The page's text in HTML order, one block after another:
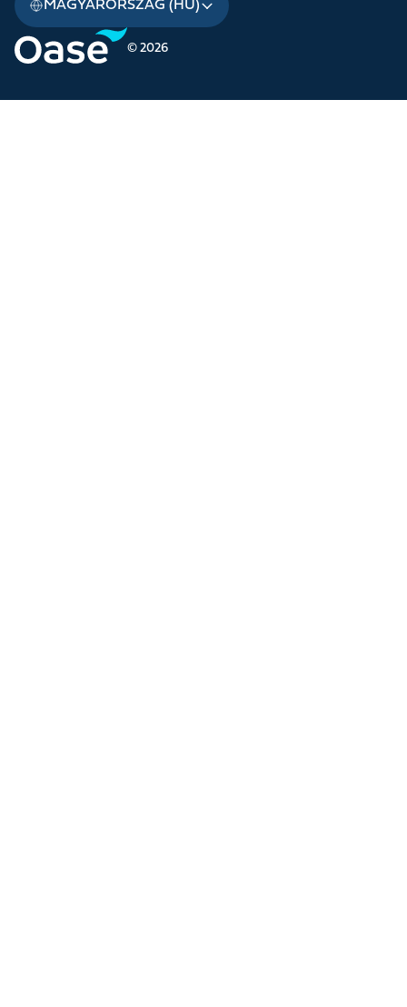
© 2026
MAGYARORSZÁG (HU)